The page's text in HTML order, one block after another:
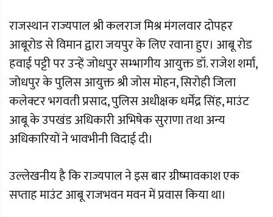
राजस्थान राज्यपाल श्री कलराज मिश्र मंगलवार दोपहर
आबूरोड से विमान द्वारा जयपुर के लिए रवाना हुए। आबू रोड
हवाई पट्टी पर उन्हें जोधपुर सम्भागीय आयुक्त डॉ. राजेश शर्मा,
जोधपुर के पुलिस आयुक्त श्री जोस मोहन, सिरोही जिला
कलेक्टर भगवती प्रसाद, पुलिस अधीक्षक धर्मेंद्र सिंह, माउंट
आबू के उपखंड अधिकारी अभिषेक सुराणा तथा अन्य
अधिकारियों ने भावभीनी विदाई दी।
उल्लेखनीय है कि राज्यपाल ने इस बार ग्रीष्मावकाश एक
सप्ताह माउंट आबू राजभवन मवन में प्रवास किया था।